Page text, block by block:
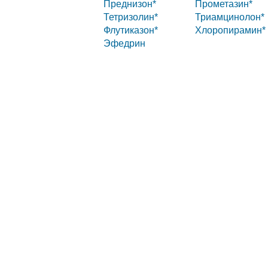
Преднизон*
Прометазин*
Тетризолин*
Триамцинолон*
Флутиказон*
Хлоропирамин*
Эфедрин